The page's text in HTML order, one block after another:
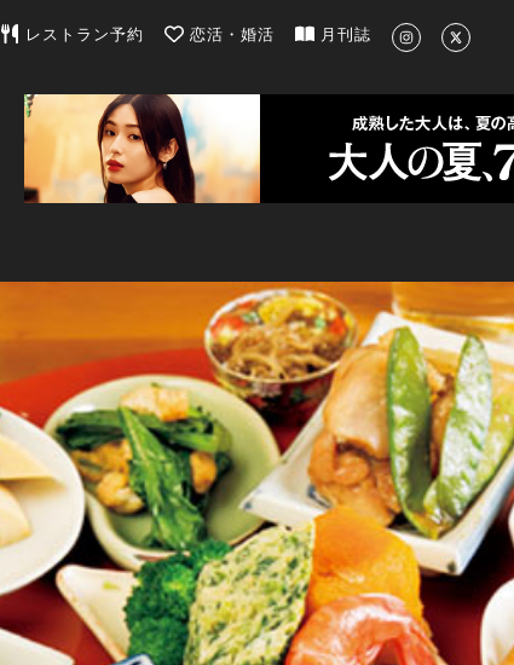
東京カレンダー | 最新のグルメ、洗練されたライフスタイル情報
レストラン予約 恋活・婚活 月刊誌